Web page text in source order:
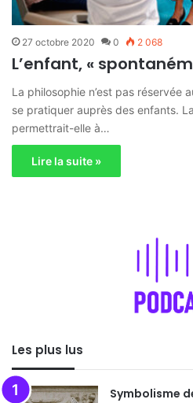
27 octobre 2020 0 2 068
L’enfant, «
La philosophie n’est pas réservée
se pratiquer auprès des enfants.
permettrait-elle à…
Lire la suite »
Les plus lus
Symbolisme